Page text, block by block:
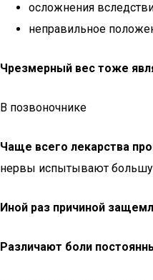
осложнения
неправильное
Чрезмерный вес тоже
В позвоночнике
Чаще всего лекарства
нервы испытывают
Иной раз причиной
Различают боли